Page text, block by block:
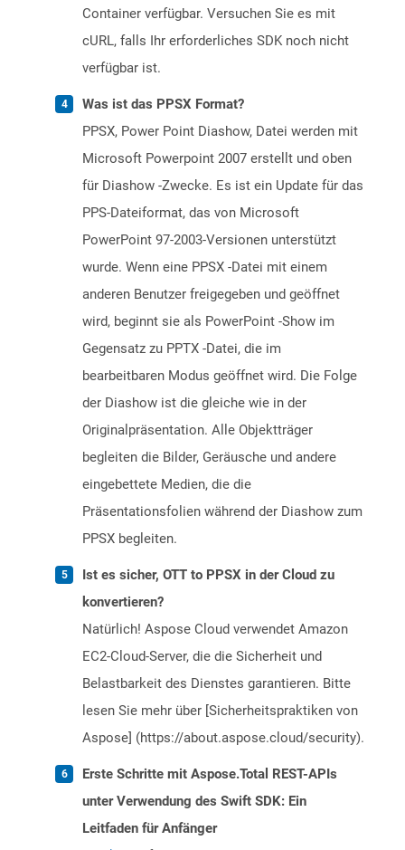
Container verfügbar. Versuchen Sie es mit
cURL, falls Ihr erforderliches SDK noch nicht
verfügbar ist.
Was ist das PPSX Format?
PPSX, Power Point Diashow, Datei werden mit
Microsoft Powerpoint 2007 erstellt und oben
für Diashow -Zwecke. Es ist ein Update für das
PPS-Dateiformat, das von Microsoft
PowerPoint 97-2003-Versionen unterstützt
wurde. Wenn eine PPSX -Datei mit einem
anderen Benutzer freigegeben und geöffnet
wird, beginnt sie als PowerPoint -Show im
Gegensatz zu PPTX -Datei, die im
bearbeitbaren Modus geöffnet wird. Die Folge
der Diashow ist die gleiche wie in der
Originalpräsentation. Alle Objektträger
begleiten die Bilder, Geräusche und andere
eingebettete Medien, die die
Präsentationsfolien während der Diashow zum
PPSX begleiten.
Ist es sicher, OTT to PPSX in der Cloud zu
konvertieren?
Natürlich! Aspose Cloud verwendet Amazon
EC2-Cloud-Server, die die Sicherheit und
Belastbarkeit des Dienstes garantieren. Bitte
lesen Sie mehr über [Sicherheitspraktiken von
Aspose] (https://about.aspose.cloud/security).
Erste Schritte mit Aspose.Total REST-APIs
unter Verwendung des Swift SDK: Ein
Leitfaden für Anfänger